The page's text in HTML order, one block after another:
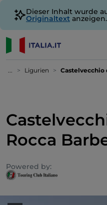
Dieser Inhalt wurde
Originaltext anzeigen.
... Ligurien Castelvecchio
Rocca
Powered by: